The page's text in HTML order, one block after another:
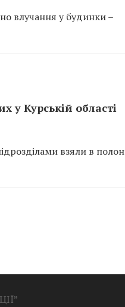
влучання у будинки –
у Курській області
взяли в полон